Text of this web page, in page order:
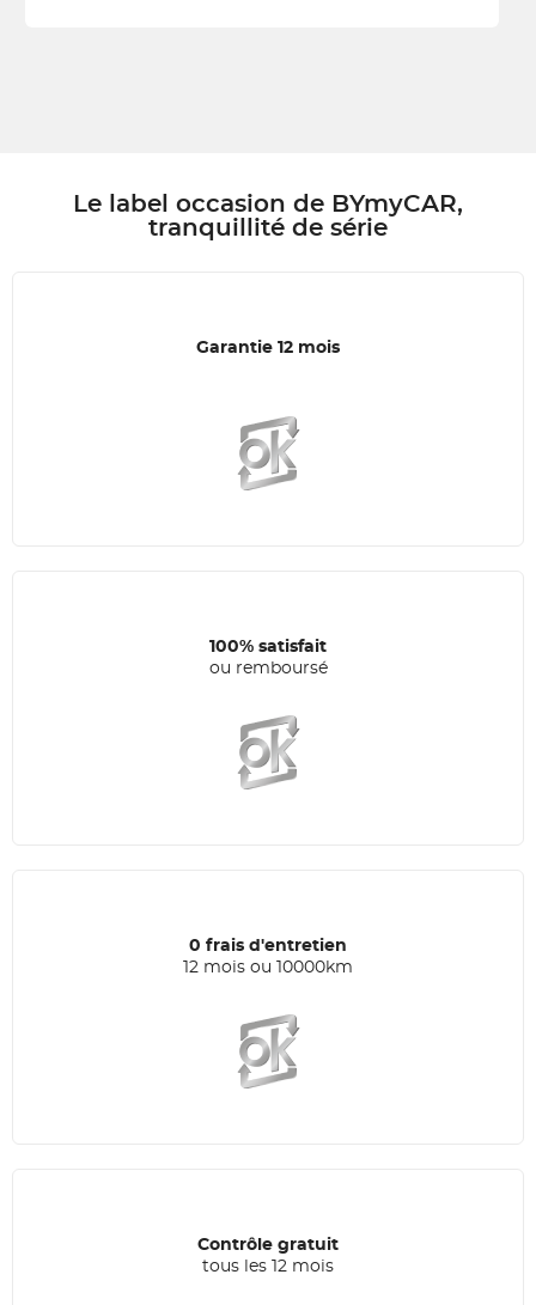
Le label occasion de BYmyCAR,
tranquillité de série
Garantie 12 mois
100% satisfait
ou remboursé
0 frais d'entretien
12 mois ou 10000km
Contrôle gratuit
tous les 12 mois